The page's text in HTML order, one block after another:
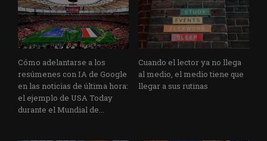
Cómo adelantarse a los
resúmenes con IA de Google
en las noticias de última hora:
el ejemplo de USA Today
durante el Mundial de...
Cuando el lector ya no llega
al medio, el medio tiene que
llegar a sus rutinas